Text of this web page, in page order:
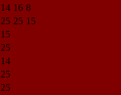
14 16 8
25 25 15
15
25
14
25
25